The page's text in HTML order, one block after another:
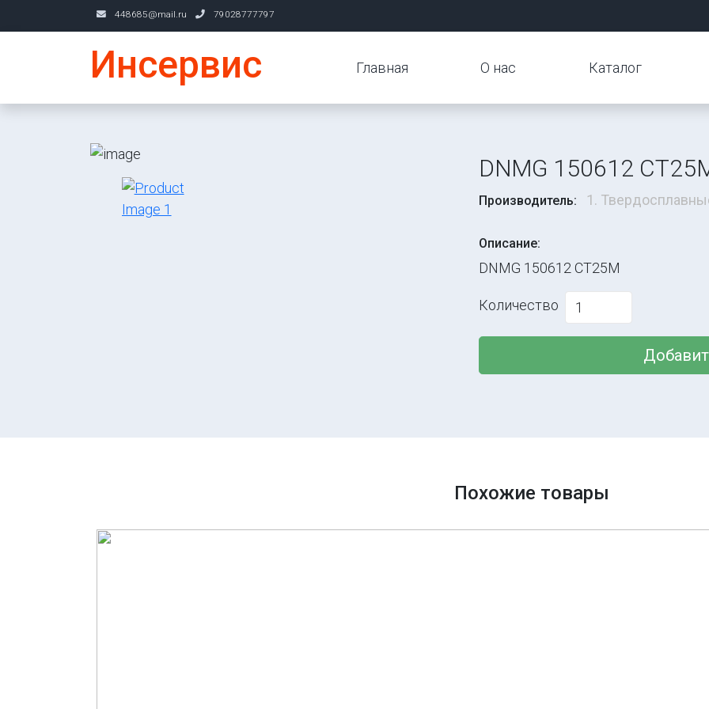
448685@mail.ru 79028777797
Инсервис Главная О нас Каталог
DNMG 150612
Производитель: 1.
Описание:
DNMG 150612 CT25M
Количество
Похожие товары